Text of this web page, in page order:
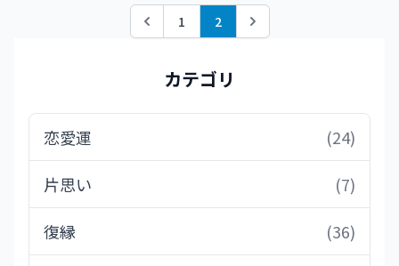
な効果をもたらします。
Previous
1 2 Next
カテゴリ
恋愛運 (24)
片思い (7)
復縁 (36)